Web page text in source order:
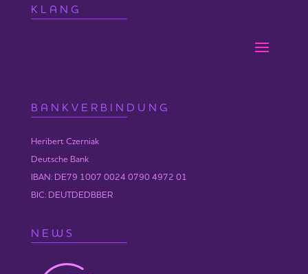
KLANG
BANKVERBINDUNG
Heribert Czerniak
Deutsche Bank
IBAN: DE79 1007 0024 0790 4972 01
BIC: DEUTDEDBBER
NEWS